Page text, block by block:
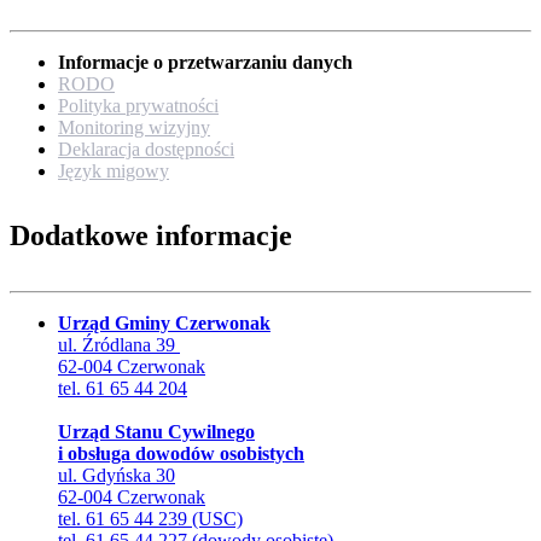
Informacje o przetwarzaniu danych
RODO
Polityka prywatności
Monitoring wizyjny
Deklaracja dostępności
Język migowy
Dodatkowe informacje
Urząd Gminy Czerwonak
ul. Źródlana 39
62-004 Czerwonak
tel. 61 65 44 204
Urząd Stanu Cywilnego
i obsługa dowodów osobistych
ul. Gdyńska 30
62-004 Czerwonak
tel. 61 65 44 239 (USC)